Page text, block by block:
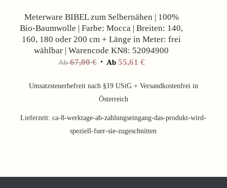
Meterware BIBEL zum Selbernähen | 100%
Bio-Baumwolle | Farbe: Mocca | Breiten: 140,
160, 180 oder 200 cm + Länge in Meter: frei
wählbar | Warencode KN8: 52094900
Ab67,00€ Ab 55,61 €
Umsatzsteuerbefreit nach §19 UStG + Versandkostenfrei in
Österreich
Lieferzeit:ca-8-werktage-ab-zahlungseingang-das-produkt-wird-
speziell-fuer-sie-zugeschnitten